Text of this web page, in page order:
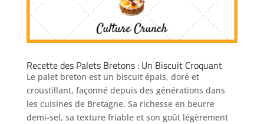
Recette des Palets Bretons : Un Biscuit Croquant
Le palet breton est un biscuit épais, doré et
croustillant, façonné depuis des générations dans
les cuisines de Bretagne. Sa richesse en beurre
demi-sel, sa texture friable et son goût légèrement